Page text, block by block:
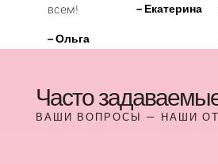
всем!
– Ольга
– Екатерина
Часто
ВАШИ ВОПРОСЫ — НАШИ